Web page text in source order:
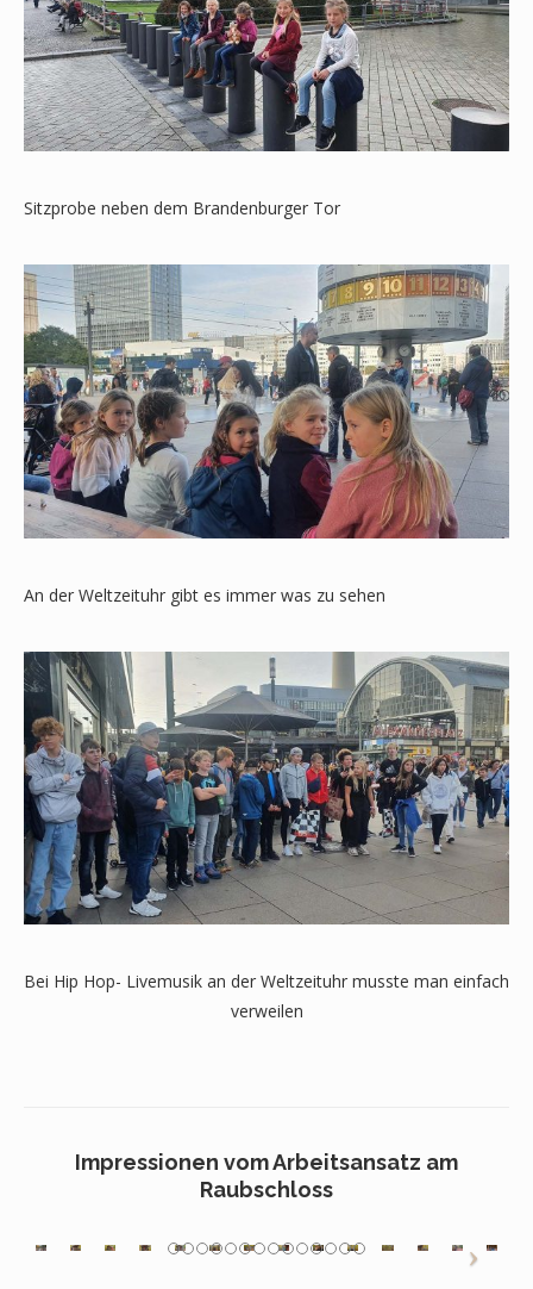
Sitzprobe neben dem Brandenburger Tor
An der Weltzeituhr gibt es immer was zu sehen
Bei Hip Hop- Livemusik an der Weltzeituhr musste man einfach
verweilen
Impressionen vom Arbeitsansatz am
Raubschloss